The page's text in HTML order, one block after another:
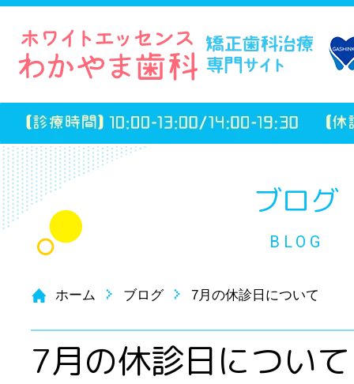
ブログ
BLOG
ホーム ブログ 7月の休診日について
7月の休診日について